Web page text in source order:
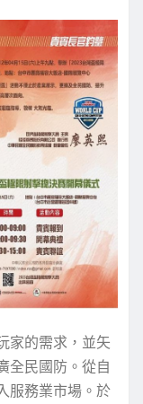
家的需求，並矢
全民國防。從自
服務業市場。於